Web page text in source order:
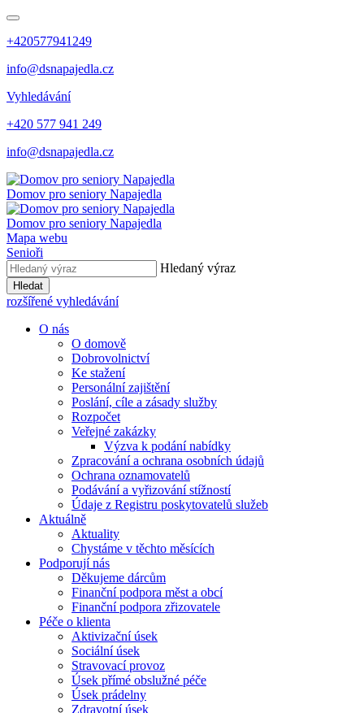
+420577941249
info@dsnapajedla.cz
Vyhledávání
+420 577 941 249
info@dsnapajedla.cz
Domov pro seniory Napajedla
Domov pro seniory Napajedla
Mapa webu
Senioři
Hledaný výraz
Hledat
rozšířené vyhledávání
O nás
O domově
Dobrovolnictví
Ke stažení
Personální zajištění
Poslání, cíle a zásady služby
Rozpočet
Veřejné zakázky
Výzva k podání nabídky
Zpracování a ochrana osobních údajů
Ochrana oznamovatelů
Podávání a vyřizování stížností
Údaje z Registru poskytovatelů služeb
Aktuálně
Aktuality
Chystáme v těchto měsících
Podporují nás
Děkujeme dárcům
Finanční podpora měst a obcí
Finanční podpora zřizovatele
Péče o klienta
Aktivizační úsek
Sociální úsek
Stravovací provoz
Úsek přímé obslužné péče
Úsek prádelny
Zdravotní úsek